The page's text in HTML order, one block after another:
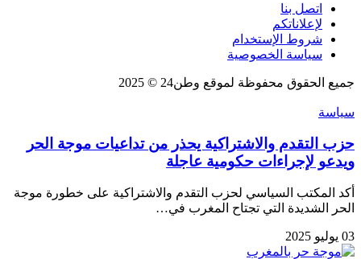
اتصل بنا
لإعلاناتكم
شروط الإستخدام
سياسة الخصوصية
جميع الحقوق محفوظة لموقع وطن24 © 2025
سياسة
حزب التقدم والاشتراكية يحذر من تداعيات موجة الحر
ويدعو لإجراءات حكومية عاجلة
أكد المكتب السياسي لحزب التقدم والاشتراكية على خطورة موجة
الحر الشديدة التي تجتاح المغرب في…
03 يوليو 2025